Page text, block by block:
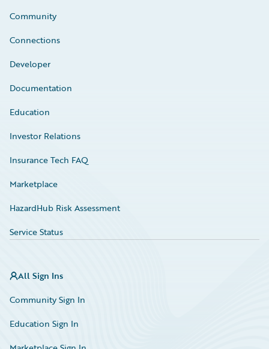
Community
Connections
Developer
Documentation
Education
Investor Relations
Insurance Tech FAQ
Marketplace
HazardHub Risk Assessment
Service Status
All Sign Ins
Community Sign In
Education Sign In